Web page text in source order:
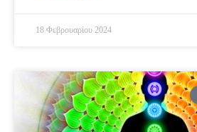
18 Φεβρουαρίου 2024